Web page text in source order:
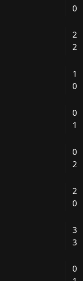
0
2
2
1
0
0
1
0
2
2
0
3
3
0